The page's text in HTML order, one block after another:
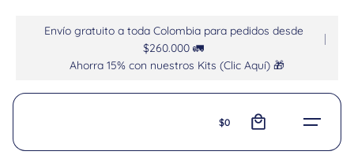
Envío gratuito a toda Colombia para pedidos desde
$260.000 🚛
Ahorra 15% con nuestros Kits (Clic Aquí) 🎁
$0